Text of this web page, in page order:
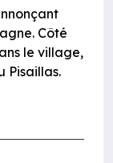
Côté
le village,
Pisaillas.